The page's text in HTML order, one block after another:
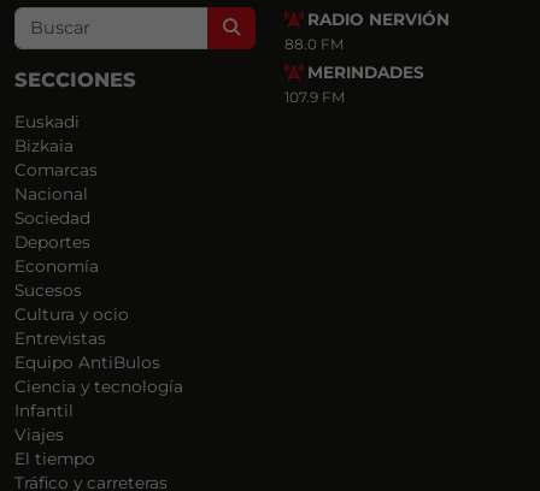
Search
SECCIONES
Euskadi
Bizkaia
Comarcas
Nacional
Sociedad
Deportes
Economía
Sucesos
Cultura y ocio
Entrevistas
Equipo AntiBulos
Ciencia y tecnología
Infantil
Viajes
El tiempo
Tráfico y carreteras
RADIO NERVIÓN
88.0 FM
MERINDADES
107.9 FM